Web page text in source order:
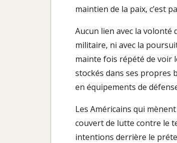
maintien de la paix, c’est
Aucun lien avec la volonté
militaire, ni avec la
mainte fois répété de voir
stockés dans ses propres
en équipements de
Les Américains qui
couvert de lutte contre le
intentions derrière le